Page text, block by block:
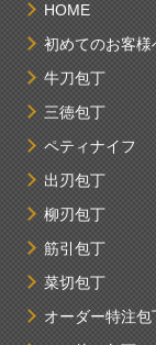
HOME
初めてのお客様
牛刀包丁
三徳包丁
ペティナイフ
出刃包丁
柳刃包丁
筋引包丁
菜切包丁
オーダー特注包